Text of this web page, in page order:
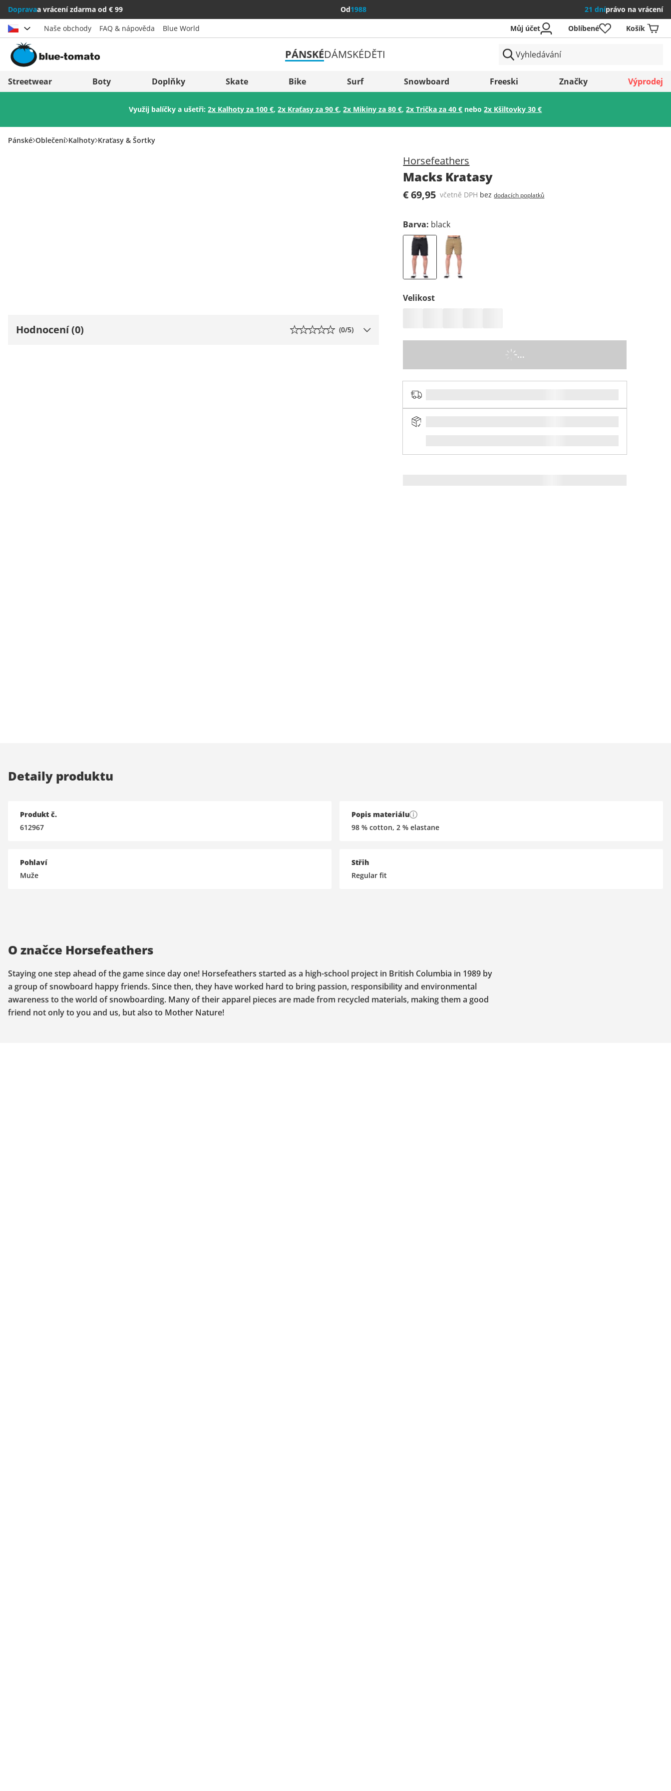
Dopravaa vrácení zdarma od € 99 Od1988 21 dníprávo na vrácení
Vybrat zemi
Österreich
Italia (Italiano)
Italien (Deutsch)
Slovenija
België (Nederlands)
Uložit
Naše obchody FAQ & nápověda Blue World Můj účet Oblíbené Košík
PÁNSKÉDÁMSKÉDĚTI
Streetwear Boty Doplňky Skate Bike Surf Snowboard Freeski Značky Výprodej
Využij balíčky a ušetři:2x Kalhoty za 100 €,2x Kraťasy za 90 €,2x Mikiny za 80 €,2x Trička za 40 € nebo2x Kšiltovky 30 €
Pánské Oblečení Kalhoty Kraťasy & Šortky
Horsefeathers
Macks Kratasy
€ 69,95 včetně DPH bezdodacích poplatků
Barva: black
Velikost
...
Hodnocení (0) (0/5)
Detaily produktu
Produkt č.
612967
Pohlaví
Muže
Popis materiálu
98 % cotton, 2 % elastane
Střih
Regular fit
O značce Horsefeathers
Staying one step ahead of the game since day one! Horsefeathers started as a high-school project in British Columbia in 1989 by
a group of snowboard happy friends. Since then, they have worked hard to bring passion, responsibility and environmental
awareness to the world of snowboarding. Many of their apparel pieces are made from recycled materials, making them a good
friend not only to you and us, but also to Mother Nature!